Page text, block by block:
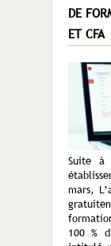
DE
ET CFA
Suite à
mars,
100 %